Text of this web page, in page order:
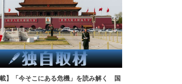
載】「今そこにある危機」を読み解く 国